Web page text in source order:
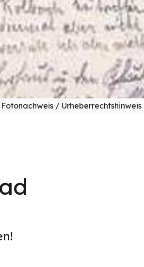
Fotonachweis / Urheberrechtshinweis